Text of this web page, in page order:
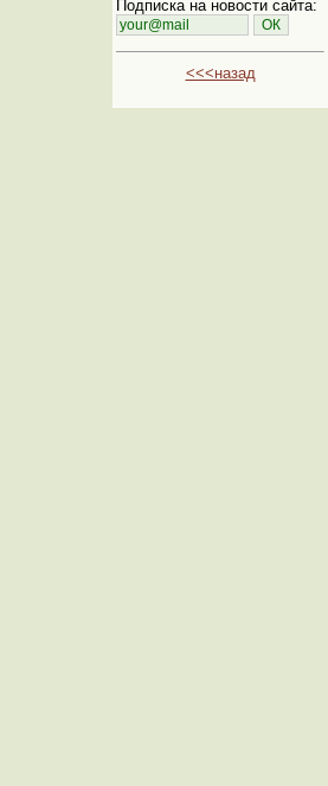
Подписка на новости сайта:
<<<назад